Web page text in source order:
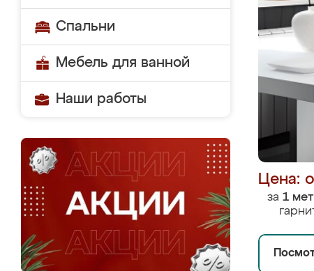
Спальни
Мебель для ванной
Наши работы
Цена:
за 1